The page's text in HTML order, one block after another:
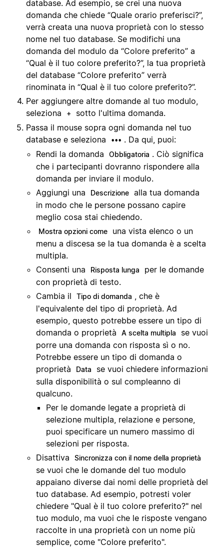
database. Ad esempio, se crei una nuova
domanda che chiede “Quale orario preferisci?”,
verrà creata una nuova proprietà con lo stesso
nome nel tuo database. Se modifichi una
domanda del modulo da “Colore preferito” a
“Qual è il tuo colore preferito?”, la tua proprietà
del database “Colore preferito” verrà
rinominata in “Qual è il tuo colore preferito?”.
Per aggiungere altre domande al tuo modulo,
seleziona
+
sotto l'ultima domanda.
Passa il mouse sopra ogni domanda nel tuo
database e seleziona
••• . Da qui, puoi:
Rendi la domanda
Obbligatoria . Ciò significa
che i partecipanti dovranno rispondere alla
domanda per inviare il modulo.
Aggiungi una
Descrizione alla tua domanda
in modo che le persone possano capire
meglio cosa stai chiedendo.
Mostra opzioni come
una vista elenco o un
menu a discesa se la tua domanda è a scelta
multipla.
Consenti una
Risposta lunga
per le domande
con proprietà di testo.
Cambia il
Tipo di domanda
, che è
l'equivalente del tipo di proprietà. Ad
esempio, questo potrebbe essere un tipo di
domanda o proprietà
A scelta multipla
se vuoi
porre una domanda con risposta sì o no.
Potrebbe essere un tipo di domanda o
proprietà
Data
se vuoi chiedere informazioni
sulla disponibilità o sul compleanno di
qualcuno.
Per le domande legate a proprietà di
selezione multipla, relazione e persone,
puoi specificare un numero massimo di
selezioni per risposta.
Disattiva
Sincronizza con il nome della proprietà
se vuoi che le domande del tuo modulo
appaiano diverse dai nomi delle proprietà del
tuo database. Ad esempio, potresti voler
chiedere "Qual è il tuo colore preferito?" nel
tuo modulo, ma vuoi che le risposte vengano
raccolte in una proprietà con un nome più
semplice, come "Colore preferito".